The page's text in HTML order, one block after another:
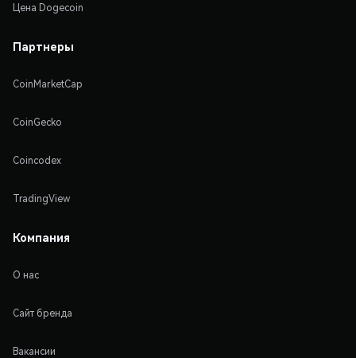
Цена Dogecoin
Партнеры
CoinMarketCap
CoinGecko
Coincodex
TradingView
Компания
О нас
Сайт бренда
Вакансии